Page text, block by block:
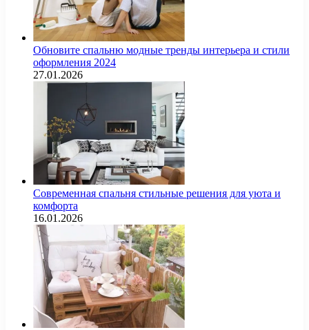
Обновите спальню модные тренды интерьера и стили
оформления 2024
27.01.2026
Современная спальня стильные решения для уюта и
комфорта
16.01.2026